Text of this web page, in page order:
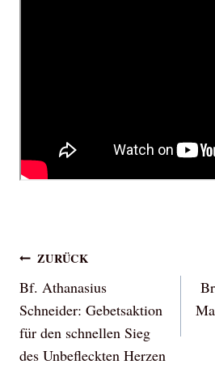
Beitragsnavigation
ZURÜCK
Bf. Athanasius
Schneider: Gebetsaktion
für den schnellen Sieg
des Unbefleckten Herzen